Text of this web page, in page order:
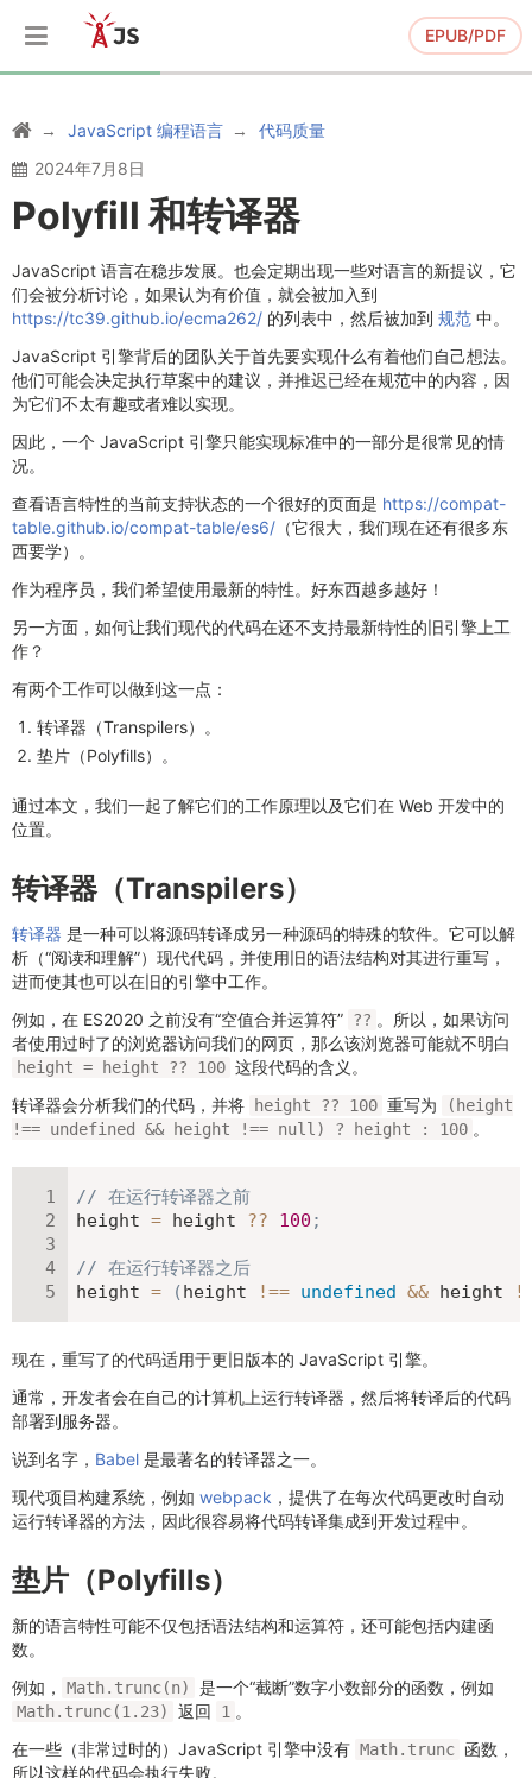
EPUB/PDF
JavaScript 编程语言
代码质量
2024年7月8日
Polyfill 和转译器
JavaScript 语言在稳步发展。也会定期出现一些对语言的新提议，它
们会被分析讨论，如果认为有价值，就会被加入到
https://tc39.github.io/ecma262/ 的列表中，然后被加到 规范 中。
JavaScript 引擎背后的团队关于首先要实现什么有着他们自己想法。
他们可能会决定执行草案中的建议，并推迟已经在规范中的内容，因
为它们不太有趣或者难以实现。
因此，一个 JavaScript 引擎只能实现标准中的一部分是很常见的情
况。
查看语言特性的当前支持状态的一个很好的页面是 https://compat-
table.github.io/compat-table/es6/ （它很大，我们现在还有很多东
西要学）。
作为程序员，我们希望使用最新的特性。好东西越多越好！
另一方面，如何让我们现代的代码在还不支持最新特性的旧引擎上工
作？
有两个工作可以做到这一点：
转译器（Transpilers）。
垫片（Polyfills）。
通过本文，我们一起了解它们的工作原理以及它们在 Web 开发中的
位置。
转译器（Transpilers）
转译器 是一种可以将源码转译成另一种源码的特殊的软件。它可以解
析（“阅读和理解”）现代代码，并使用旧的语法结构对其进行重写，
进而使其也可以在旧的引擎中工作。
例如，在 ES2020 之前没有“空值合并运算符” ?? 。所以，如果访问
者使用过时了的浏览器访问我们的网页，那么该浏览器可能就不明白
height = height ?? 100 这段代码的含义。
转译器会分析我们的代码，并将
height ?? 100 重写为
(height
!== undefined && height !== null) ? height : 100 。
// 在运行转译器之前
height = height ?? 100 ;
// 在运行转译器之后
height = (height !== undefined && height
现在，重写了的代码适用于更旧版本的 JavaScript 引擎。
通常，开发者会在自己的计算机上运行转译器，然后将转译后的代码
部署到服务器。
说到名字， Babel 是最著名的转译器之一。
现代项目构建系统，例如 webpack ，提供了在每次代码更改时自动
运行转译器的方法，因此很容易将代码转译集成到开发过程中。
垫片（Polyfills）
新的语言特性可能不仅包括语法结构和运算符，还可能包括内建函
数。
例如，
Math.trunc(n) 是一个“截断”数字小数部分的函数，例如
Math.trunc(1.23) 返回 1 。
在一些（非常过时的）JavaScript 引擎中没有 Math.trunc 函数，
所以这样的代码会执行失败。